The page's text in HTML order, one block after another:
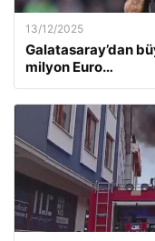
13/12/2025
Galatasaray’dan
milyon Euro…